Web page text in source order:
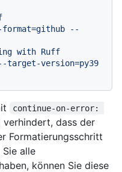
--
with Ruff
target-version=py39
continue-on-error:
dass der
Formatierungsschritt
alle
können Sie diese